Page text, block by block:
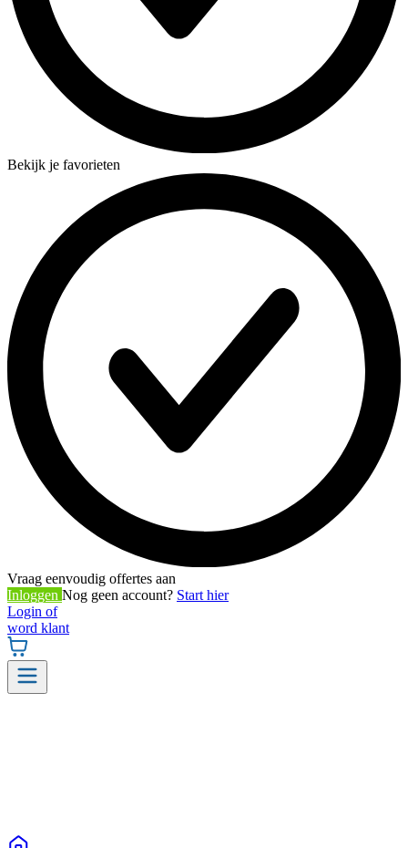
Bekijk je favorieten
Vraag eenvoudig offertes aan
Inloggen Nog geen account? Start hier
Login of
word klant